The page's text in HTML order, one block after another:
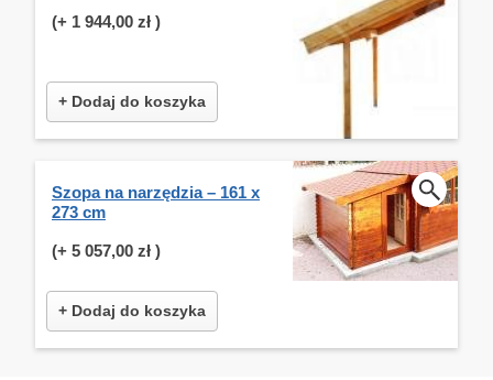
(+ 1 944,00 zł )
+ Dodaj do koszyka
Szopa na narzędzia – 161 x
273 cm
(+ 5 057,00 zł )
+ Dodaj do koszyka